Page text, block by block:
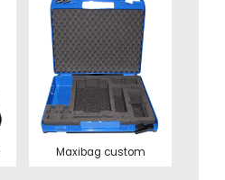
Maxibag custom